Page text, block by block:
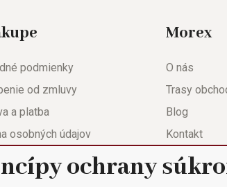
podmienky
od zmluvy
a platba
osobných údajov
list
Morex
O nás
Trasy
Blog
Kontakt
Nastavenie
ochrany